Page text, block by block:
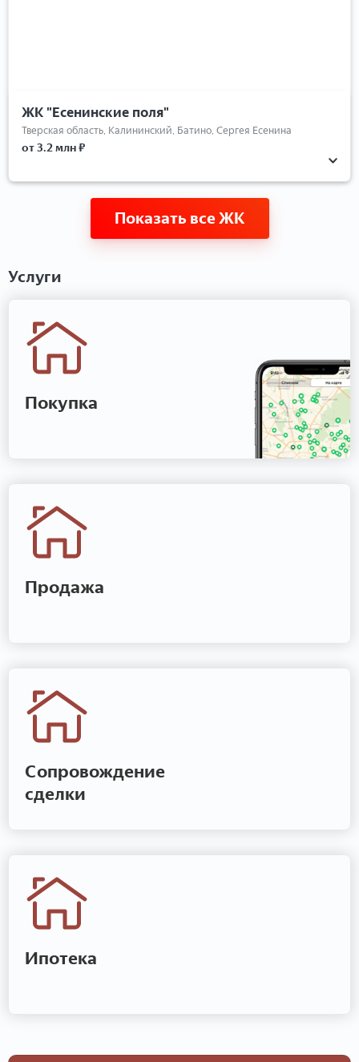
ЖК "Есенинские поля"
Тверская область, Калининский, Батино, Сергея Есенина
от 3.2 млн ₽
Показать все ЖК
Услуги
Покупка
Продажа
Сопровождение
сделки
Ипотека